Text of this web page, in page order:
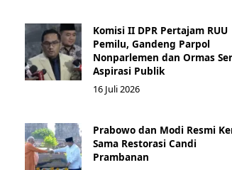
Komisi II DPR Pertajam RUU
Pemilu, Gandeng Parpol
Nonparlemen dan Ormas
Aspirasi Publik
16 Juli 2026
Prabowo dan Modi Resmi
Sama Restorasi Candi
Prambanan